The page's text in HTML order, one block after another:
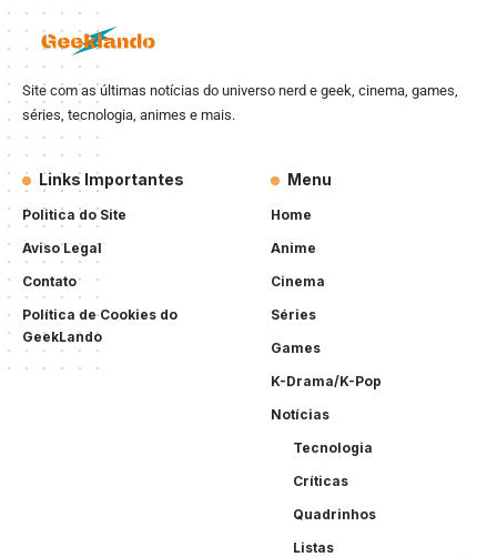
Site com as últimas notícias do universo nerd e geek, cinema, games,
séries, tecnologia, animes e mais.
Links Importantes
Politica do Site
Aviso Legal
Contato
Política de Cookies do
GeekLando
Menu
Home
Anime
Cinema
Séries
Games
K-Drama/K-Pop
Notícias
Tecnologia
Críticas
Quadrinhos
Listas